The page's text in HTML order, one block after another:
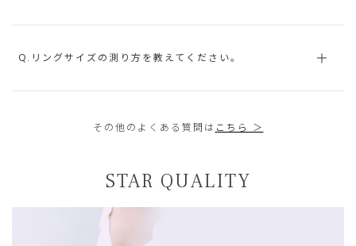
Q.リングサイズの測り方を教えてください。
その他のよくある質問は こちら ＞
STAR QUALITY